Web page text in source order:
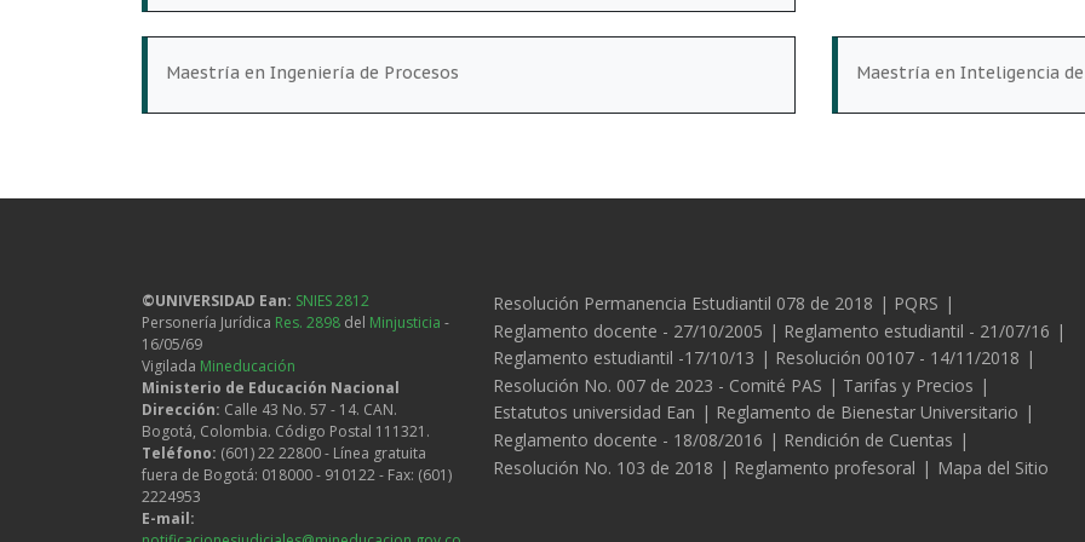
Maestría en Ingeniería de Procesos Maestría en Inteligencia de
©UNIVERSIDAD Ean: SNIES 2812
Personería Jurídica Res. 2898 del Minjusticia -
16/05/69
Vigilada Mineducación
Ministerio de Educación Nacional
Dirección: Calle 43 No. 57 - 14. CAN.
Bogotá, Colombia. Código Postal 111321.
Teléfono: (601) 22 22800 - Línea gratuita
fuera de Bogotá: 018000 - 910122 - Fax: (601)
2224953
E-mail:
Legales
Resolución Permanencia Estudiantil 078 de 2018
PQRS
Reglamento docente - 27/10/2005
Reglamento estudiantil - 21/07/16
Reglamento estudiantil -17/10/13
Resolución 00107 - 14/11/2018
Resolución No. 007 de 2023 - Comité PAS
Tarifas y Precios
Estatutos universidad Ean
Reglamento de Bienestar Universitario
Reglamento docente - 18/08/2016
Rendición de Cuentas
Resolución No. 103 de 2018
Reglamento profesoral Mapa del Sitio